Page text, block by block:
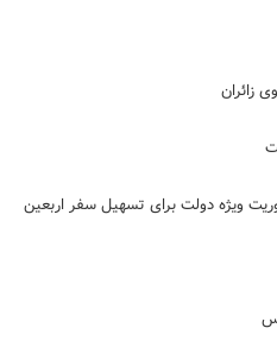
زائران
ویژه دولت برای تسهیل سفر اربعین